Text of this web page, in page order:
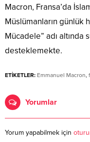
Macron, Fransa’da
Müslümanların günlük
Mücadele” adı altında
desteklemekte.
ETİKETLER: Emmanuel Macron,
Yorumlar
Yorum yapabilmek için